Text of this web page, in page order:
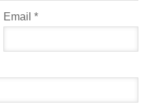
Email*